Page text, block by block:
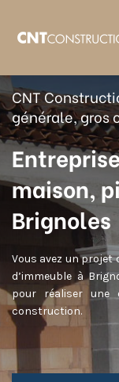
Accueil
CNT
générale, gros
maison,
Brignoles
Vous avez un projet
d’immeuble à
pour réaliser une
construction.